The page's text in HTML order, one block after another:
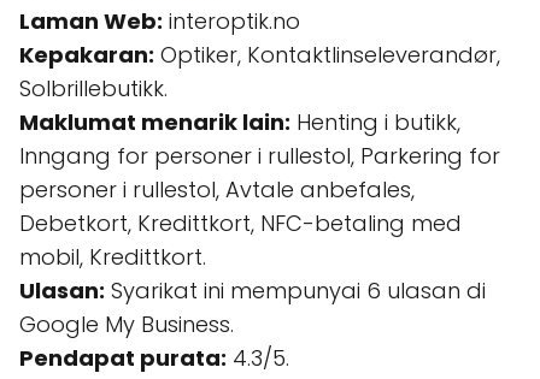
Laman Web: interoptik.no
Kepakaran: Optiker, Kontaktlinseleverandør,
Solbrillebutikk.
Maklumat menarik lain: Henting i butikk,
Inngang for personer i rullestol, Parkering for
personer i rullestol, Avtale anbefales,
Debetkort, Kredittkort, NFC-betaling med
mobil, Kredittkort.
Ulasan: Syarikat ini mempunyai 6 ulasan di
Google My Business.
Pendapat purata: 4.3/5.